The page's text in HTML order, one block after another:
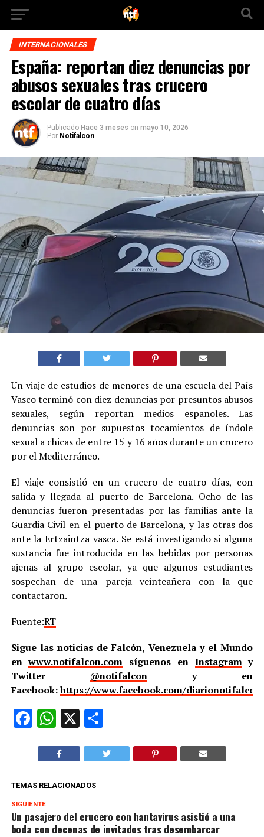
INTERNACIONALES
España: reportan diez denuncias por
abusos sexuales tras crucero
escolar de cuatro días
Publicado Hace 3 meses on mayo 10, 2026
Por Notifalcon
Un viaje de estudios de menores de una escuela del País
Vasco terminó con diez denuncias por presuntos abusos
sexuales, según reportan medios españoles. Las
denuncias son por supuestos tocamientos de índole
sexual a chicas de entre 15 y 16 años durante un crucero
por el Mediterráneo.
El viaje consistió en un crucero de cuatro días, con
salida y llegada al puerto de Barcelona. Ocho de las
denuncias fueron presentadas por las familias ante la
Guardia Civil en el puerto de Barcelona, y las otras dos
ante la Ertzaintza vasca. Se está investigando si alguna
sustancia fue introducida en las bebidas por personas
ajenas al grupo escolar, ya que algunos estudiantes
sospechan de una pareja veinteañera con la que
contactaron.
Fuente:RT
Sigue las noticias de Falcón, Venezuela y el Mundo
enwww.notifalcon.com síguenos en Instagramy
Twitter @notifalcony en
Facebook:https://www.facebook.com/
Facebook
WhatsApp
X Compartir
TEMAS RELACIONADOS
SIGUIENTE
Un pasajero del crucero con hantavirus asistió a una
boda con decenas de invitados tras desembarcar